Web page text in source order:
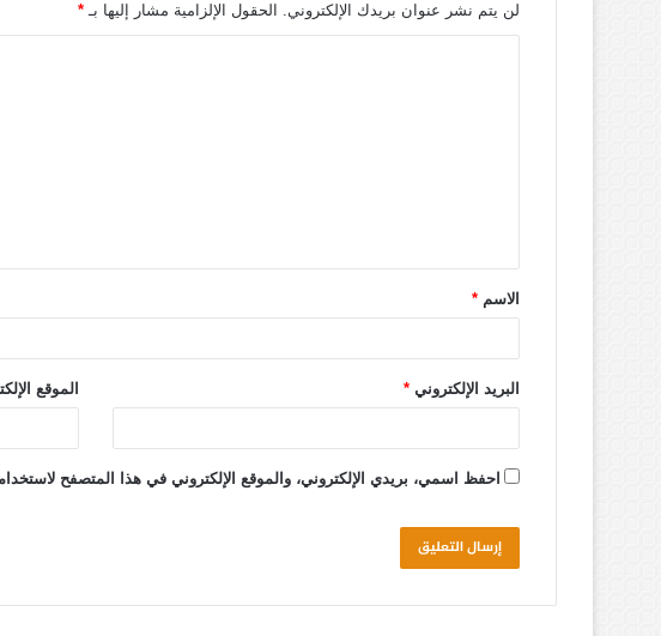
لن يتم نشر عنوان بريدك الإلكتروني. الحقول الإلزامية مشار إليها بـ *
الاسم *
البريد الإلكتروني * الموقع
احفظ اسمي، بريدي الإلكتروني، والموقع الإلكتروني في هذا المتصفح